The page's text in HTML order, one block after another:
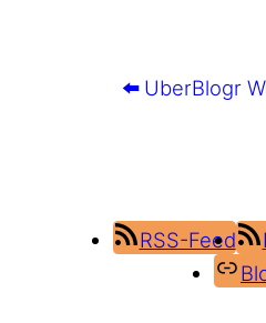
⬅️ UberBlogr
RSS-Feed